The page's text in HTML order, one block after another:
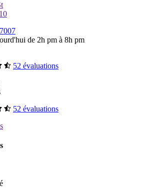
de 2h pm à 8h pm
52 évaluations
52 évaluations